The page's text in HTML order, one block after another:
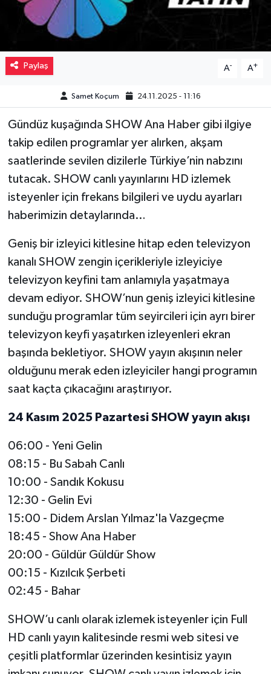
Paylaş A- A+
Samet Koçum 24.11.2025 - 11:16
Gündüz kuşağında SHOW Ana Haber gibi ilgiye
takip edilen programlar yer alırken, akşam
saatlerinde sevilen dizilerle Türkiye’nin nabzını
tutacak. SHOW canlı yayınlarını HD izlemek
isteyenler için frekans bilgileri ve uydu ayarları
haberimizin detaylarında…
Geniş bir izleyici kitlesine hitap eden televizyon
kanalı SHOW zengin içerikleriyle izleyiciye
televizyon keyfini tam anlamıyla yaşatmaya
devam ediyor. SHOW’nun geniş izleyici kitlesine
sunduğu programlar tüm seyircileri için ayrı birer
televizyon keyfi yaşatırken izleyenleri ekran
başında bekletiyor. SHOW yayın akışının neler
olduğunu merak eden izleyiciler hangi programın
saat kaçta çıkacağını araştırıyor.
24 Kasım 2025 Pazartesi SHOW yayın akışı
06:00 - Yeni Gelin
08:15 - Bu Sabah Canlı
10:00 - Sandık Kokusu
12:30 - Gelin Evi
15:00 - Didem Arslan Yılmaz'la Vazgeçme
18:45 - Show Ana Haber
20:00 - Güldür Güldür Show
00:15 - Kızılcık Şerbeti
02:45 - Bahar
SHOW’u canlı olarak izlemek isteyenler için Full
HD canlı yayın kalitesinde resmi web sitesi ve
çeşitli platformlar üzerinden kesintisiz yayın
Sinemalar
Siyaset
Spor
Teknoloji
Türkiye
Video Haber
Yaşam
Yeme-İçme
Yemek